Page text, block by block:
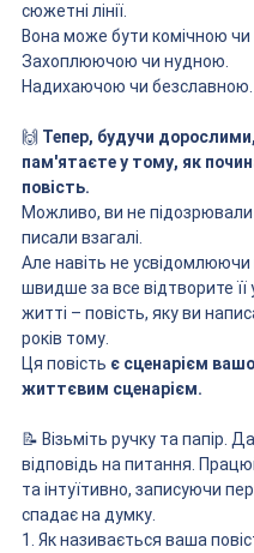
сюжетні лінії.
Вона може бути комічною чи
Захоплюючою чи нудною.
Надихаючою чи безславною.
🙌 Тепер, будучи
пам'ятаєте у тому, як
повість.
Можливо, ви не підозрювали
писали взагалі.
Але навіть не усвідомлюючи
швидше за все відтворите її
житті – повість, яку ви
років тому.
Ця повість є сценарієм
життєвим сценарієм.
📝 Візьміть ручку та папір.
відповідь на питання.
та інтуїтивно, записуючи
спадає на думку.
1. Як називається ваша